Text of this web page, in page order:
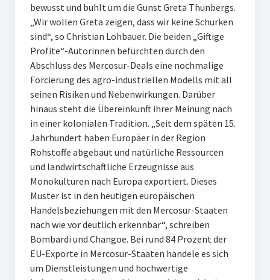
bewusst und buhlt um die Gunst Greta Thunbergs.
„Wir wollen Greta zeigen, dass wir keine Schurken
sind“, so Christian Lohbauer. Die beiden „Giftige
Profite“-Autorinnen befürchten durch den
Abschluss des Mercosur-Deals eine nochmalige
Forcierung des agro-industriellen Modells mit all
seinen Risiken und Nebenwirkungen. Darüber
hinaus steht die Übereinkunft ihrer Meinung nach
in einer kolonialen Tradition. „Seit dem späten 15.
Jahrhundert haben Europäer in der Region
Rohstoffe abgebaut und natürliche Ressourcen
und landwirtschaftliche Erzeugnisse aus
Monokulturen nach Europa exportiert. Dieses
Muster ist in den heutigen europäischen
Handelsbeziehungen mit den Mercosur-Staaten
nach wie vor deutlich erkennbar“, schreiben
Bombardi und Changoe. Bei rund 84 Prozent der
EU-Exporte in Mercosur-Staaten handele es sich
um Dienstleistungen und hochwertige